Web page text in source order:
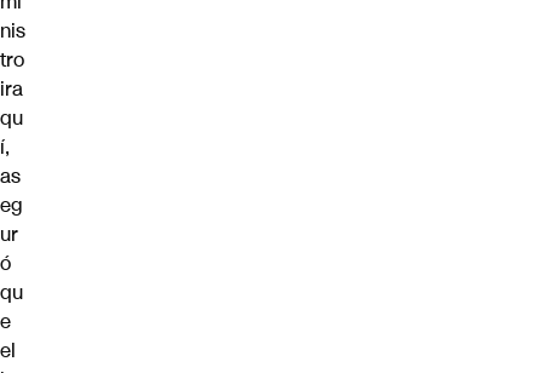
nis
tro
ira
qu
í,
as
eg
ur
ó
qu
e
el